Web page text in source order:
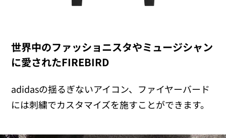
世界中のファッショニスタやミュージシャン
に愛されたFIREBIRD
adidasの揺るぎないアイコン、ファイヤーバード
には刺繍でカスタマイズを施すことができます。